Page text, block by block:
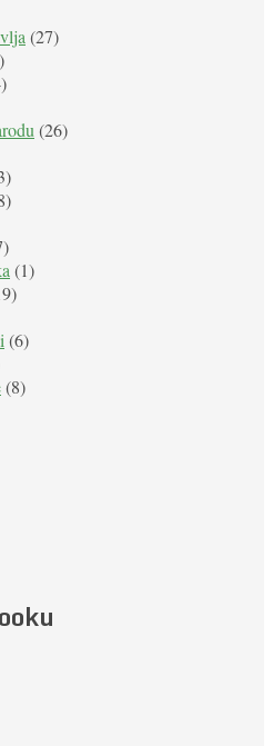
(27)
(26)
(1)
(6)
(8)